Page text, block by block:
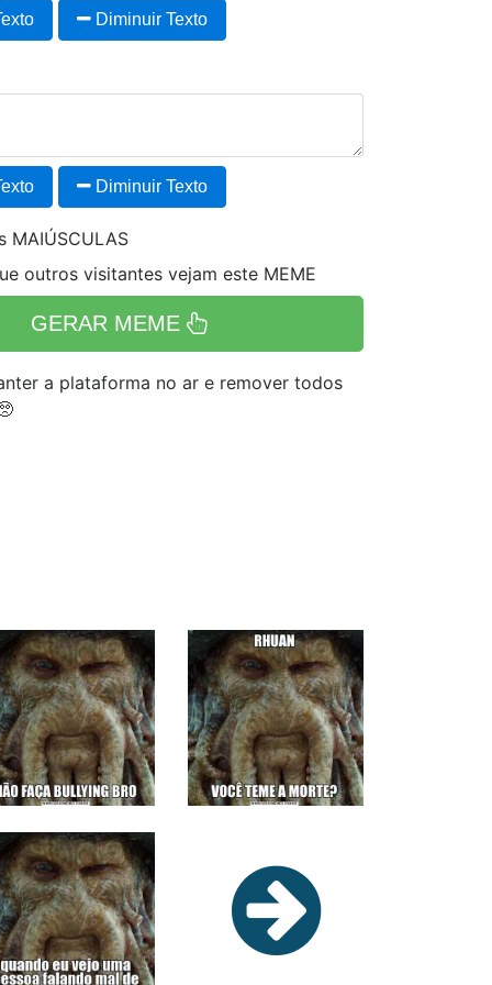
Diminuir Texto
Diminuir Texto
MAIÚSCULAS
outros visitantes vejam este MEME
GERAR MEME
a plataforma no ar e remover todos